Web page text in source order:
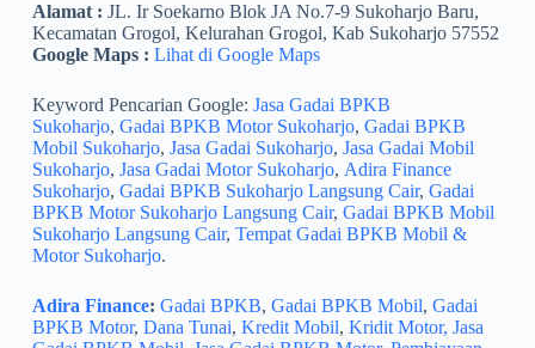
Alamat : JL. Ir Soekarno Blok JA No.7-9 Sukoharjo Baru,
Kecamatan Grogol, Kelurahan Grogol, Kab Sukoharjo 57552
Google Maps : Lihat di Google Maps
Keyword Pencarian Google: Jasa Gadai BPKB
Sukoharjo, Gadai BPKB Motor Sukoharjo, Gadai BPKB
Mobil Sukoharjo, Jasa Gadai Sukoharjo, Jasa Gadai Mobil
Sukoharjo, Jasa Gadai Motor Sukoharjo, Adira Finance
Sukoharjo, Gadai BPKB Sukoharjo Langsung Cair, Gadai
BPKB Motor Sukoharjo Langsung Cair, Gadai BPKB Mobil
Sukoharjo Langsung Cair, Tempat Gadai BPKB Mobil &
Motor Sukoharjo.
Adira Finance: Gadai BPKB, Gadai BPKB Mobil, Gadai
BPKB Motor, Dana Tunai, Kredit Mobil, Kridit Motor, Jasa